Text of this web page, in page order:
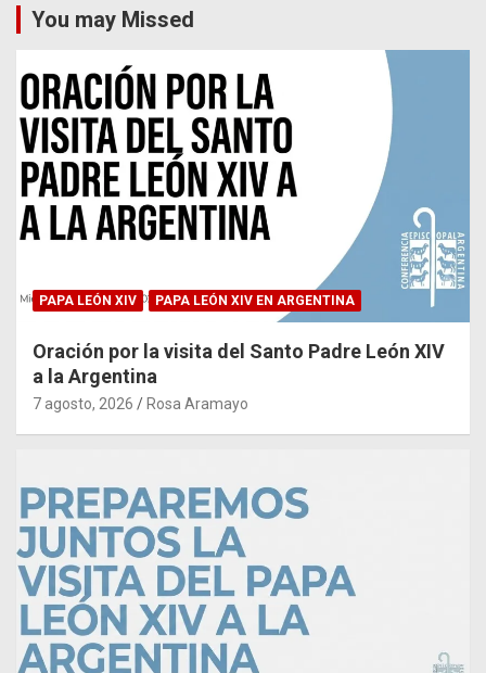
You may Missed
PAPA LEÓN XIV PAPA LEÓN XIV EN ARGENTINA
Oración por la visita del Santo Padre León XIV
a la Argentina
7 agosto, 2026 Rosa Aramayo